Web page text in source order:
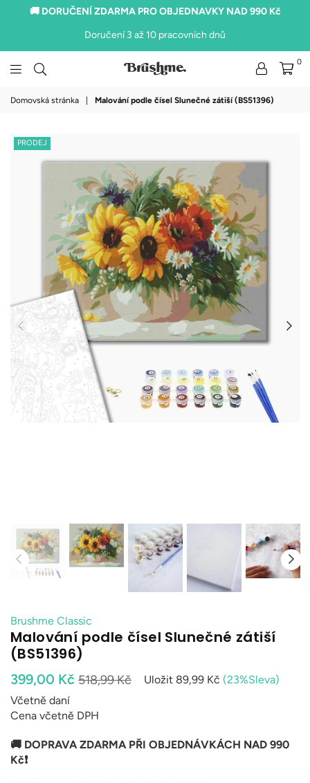
🚚 DORUČENÍ ZDARMA PRO OBJEDNAVKY NAD 990 Kč
Doručení 3 až 10 pracovních dnů
0
Domovská stránka Malování podle čísel Slunečné zátiší (BS51396)
PRODEJ
Brushme Classic
Malování podle čísel Slunečné zátiší
(BS51396)
Běžná
cena
399,00 Kč 518,99 Kč Uložit 89,99 Kč (23%Sleva)
Včetně daní
Cena včetně DPH
🚚 DOPRAVA ZDARMA PŘI OBJEDNÁVKÁCH NAD 990
Kč❗